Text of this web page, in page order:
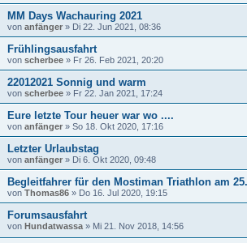
MM Days Wachauring 2021
von anfänger » Di 22. Jun 2021, 08:36
Frühlingsausfahrt
von scherbee » Fr 26. Feb 2021, 20:20
22012021 Sonnig und warm
von scherbee » Fr 22. Jan 2021, 17:24
Eure letzte Tour heuer war wo ....
von anfänger » So 18. Okt 2020, 17:16
Letzter Urlaubstag
von anfänger » Di 6. Okt 2020, 09:48
Begleitfahrer für den Mostiman Triathlon am
von Thomas86 » Do 16. Jul 2020, 19:15
Forumsausfahrt
von Hundatwassa » Mi 21. Nov 2018, 14:56